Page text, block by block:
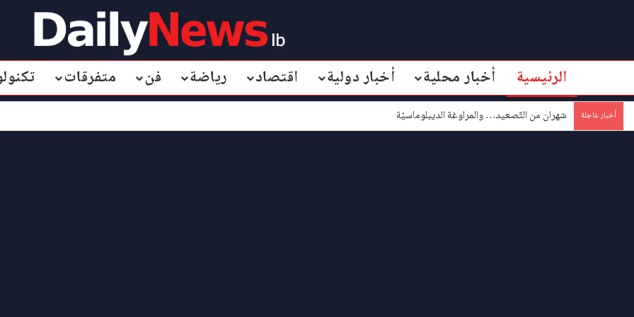
الرئيسية أخبار محلية أخبار دولية اقتصاد رياضة فن متفرقات
أخبار عاجلة شهران من التّصعيد… والمراوغة الديبلوماسيّة